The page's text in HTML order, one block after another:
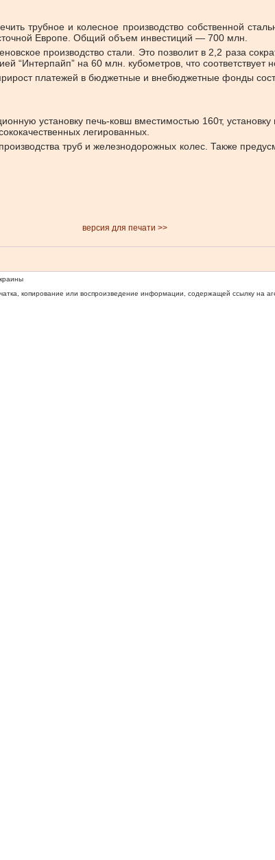
трубное и колесное производство собственной
Европе. Общий объем инвестиций — 700 млн.
производство стали. Это позволит в 2,2 раза
“Интерпайп” на 60 млн. кубометров, что соответствует
платежей в бюджетные и внебюджетные фонды
установку печь-ковш вместимостью 160т,
легированных.
труб и железнодорожных колес. Также
версия для печати >>
копирование или воспроизведение информации, содержащей ссылку на